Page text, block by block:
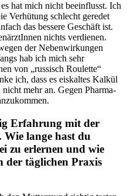
hat mich nicht beeinflusst. Ich
Verhütung schlecht geredet
das bessere Geschäft ist.
nichts verdienen.
der Nebenwirkungen
hab ich mich sehr
von „russisch Roulette“
ich, dass es eiskaltes Kalkül
mehr an. Gegen Pharma-
Erfahrung mit der
Wie lange hast du
zu erlernen und wie
der täglichen Praxis